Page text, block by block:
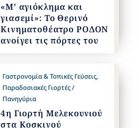
«Μ’ αγιόκλημα και
γιασεμί»: Το Θερινό
Κινηματοθέατρο ΡΟΔΟΝ
ανοίγει τις πόρτες του
Γαστρονομία & Τοπικές Γεύσεις,
Παραδοσιακές Γιορτές /
Πανηγύρια
4η Γιορτή Μελεκουνιού
στα Κοσκινού